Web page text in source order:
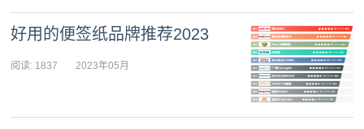
好用的便签纸品牌推荐2023
阅读: 1837
2023年05月